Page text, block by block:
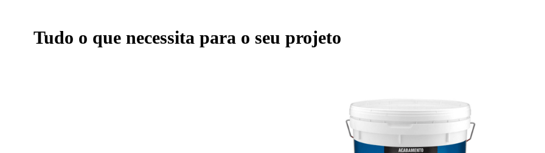
Tudo o que necessita para o seu projeto